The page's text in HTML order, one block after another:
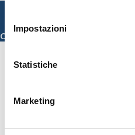
Impostazioni
Statistiche
Marketing
Specializzazione)
Credits